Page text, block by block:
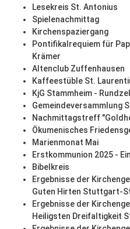
Lesekreis St. Antonius
Spielenachmittag
Kirchenspaziergang
Pontifikalrequiem für
Krämer
Altenclub Zuffenhausen
Kaffeestüble St.
KjG Stammheim -
Gemeindeversammlung
Nachmittagstreff
Ökumenisches
Marienmonat Mai
Erstkommunion 2025 -
Bibelkreis
Ergebnisse der
Guten Hirten Stuttgart-
Ergebnisse der
Heiligsten Dreifaltigkeit